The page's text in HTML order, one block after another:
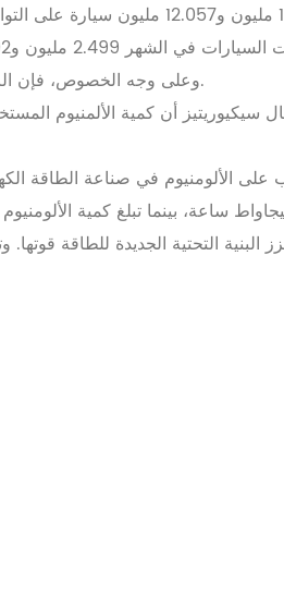
والمبيعات 12.117 مليون
وعلى وجه الخصوص، فإن الزيادة المستمرة في معدل انتشار المركبات التي تعمل بالطاقة الجديدة ستدفع النمو السريع للطلب على منتجات الألومنيوم.
الألومنيوم في صناعة الطاقة